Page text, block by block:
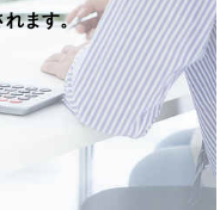
れます。